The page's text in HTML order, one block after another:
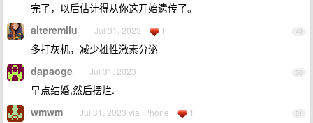
完了，以后估计得从你这开始遗传了。
49
alteremliu Jul 31, 2023 1
多打灰机，减少雄性激素分泌
50
dapaoge Jul 31, 2023
早点结婚,然后摆烂.
51
wmwm Jul 31, 2023 via iPhone 1